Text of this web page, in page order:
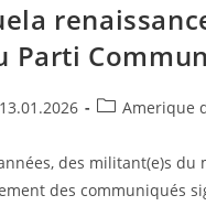
Parti
13.01.2026 Amerique
des militant(e)s du
des communiqués